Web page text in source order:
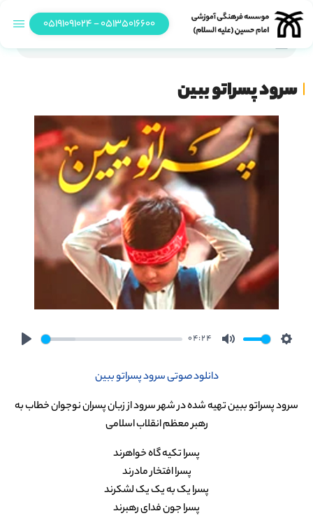
05135016600 - 05191091024
سرود پسراتو ببین
04:24
دانلود صوتی سرود پسراتو ببین
سرود پسراتو ببین تهیه شده در شهر سرود از زبان پسران نوجوان خطاب به
رهبر معظم انقلاب اسلامی
پسرا تکیه گاه خواهرند
پسرا افتخار مادرند
پسرا یک به یک یک لشکرند
پسرا جون فدای رهبرند